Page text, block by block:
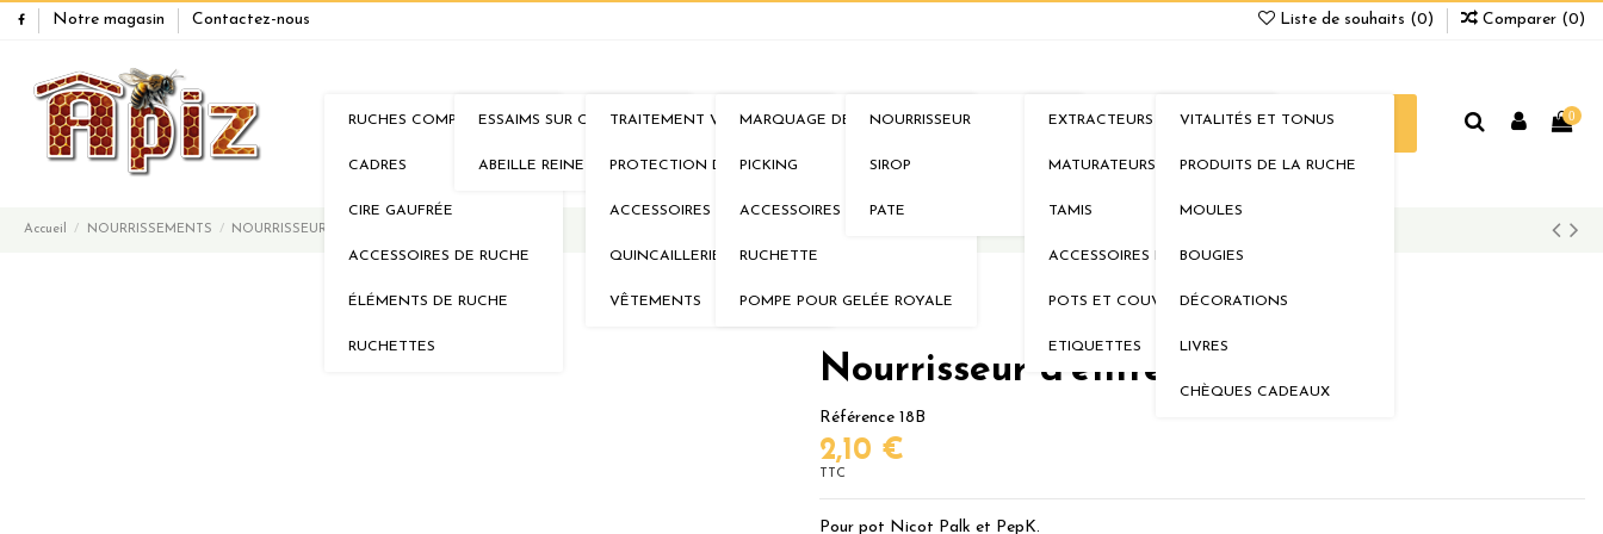
Notre magasin Contactez-nous Liste de souhaits (0) Comparer (0)
RUCHES
RUCHES COMPLÈTES
CADRES
CIRE GAUFRÉE
ACCESSOIRES DE RUCHE
ÉLÉMENTS DE RUCHE
RUCHETTES
ESSAIMS
ESSAIMS SUR CADRES
ABEILLE REINE
AU RUCHER
TRAITEMENT VARROA
PROTECTION DE LA RUCHE
ACCESSOIRES
QUINCAILLERIE
VÊTEMENTS
ELEVAGE
MARQUAGE DE REINE
PICKING
ACCESSOIRES
RUCHETTE
POMPE POUR GELÉE ROYALE
NOURRISSEMENTS
NOURRISSEUR
SIROP
PATE
MIELLERIE
EXTRACTEURS
MATURATEURS
TAMIS
ACCESSOIRES DE MIELLERIE
POTS ET COUVERCLES
ETIQUETTES
BOUTIQUE
VITALITÉS ET TONUS
PRODUITS DE LA RUCHE
MOULES
BOUGIES
DÉCORATIONS
LIVRES
CHÈQUES CADEAUX
PROMOS 0
Accueil NOURRISSEMENTS NOURRISSEUR
Nourrisseur d'entrée Nicot
Référence 18B
2,10 €
TTC
Pour pot Nicot Palk et PepK.